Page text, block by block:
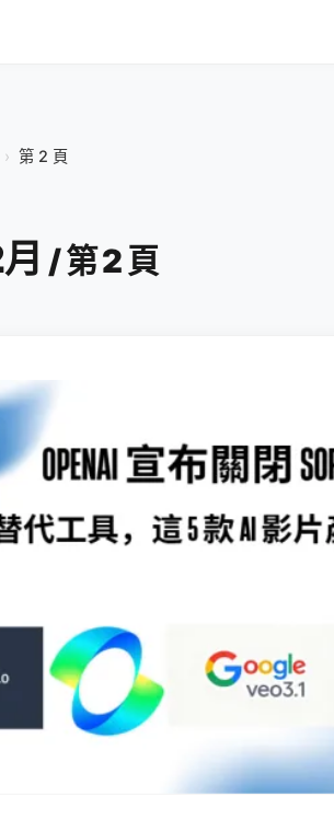
› 第 2 頁
/ 第 2 頁